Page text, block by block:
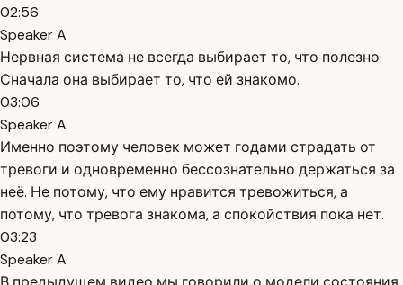
02:56
Speaker A
Нервная система не всегда выбирает то, что полезно.
Сначала она выбирает то, что ей знакомо.
03:06
Speaker A
Именно поэтому человек может годами страдать от
тревоги и одновременно бессознательно держаться за
неё. Не потому, что ему нравится тревожиться, а
потому, что тревога знакома, а спокойствия пока нет.
03:23
Speaker A